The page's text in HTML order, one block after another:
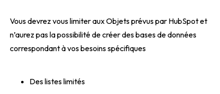
Vous devrez vous limiter aux Objets prévus par HubSpot et
n’aurez pas la possibilité de créer des bases de données
correspondant à vos besoins spécifiques
Des listes limités